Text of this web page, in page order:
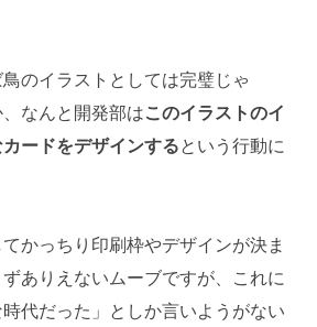
鳥のイラストとしては完璧じゃ
なんと開発部はこのイラストのイ
ードをデザインするという行動に
かっちり印刷枠やデザインが決ま
ありえないムーブですが、これに
代だった」としか言いようがない